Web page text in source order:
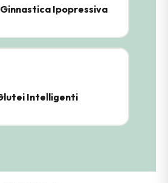
Ipopressiva
Intelligenti